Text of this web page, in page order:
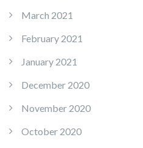
March 2021
February 2021
January 2021
December 2020
November 2020
October 2020